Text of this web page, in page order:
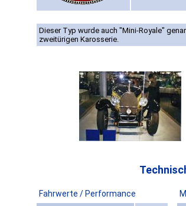
Dieser Typ wurde auch "Mini-Royale"
zweitürigen Karosserie.
Fahrwerte / Performance